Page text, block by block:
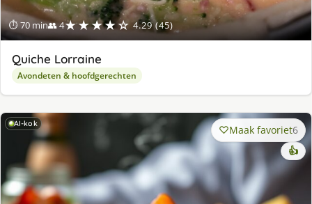
⏱ 70 min👥 4★★★★☆ 4.29 (45)
Quiche Lorraine
Avondeten & hoofdgerechten
AI-kok Maak favoriet6
👍